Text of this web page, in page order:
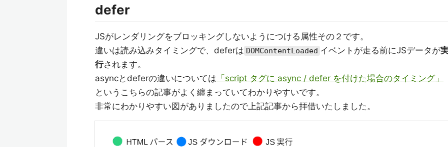
defer
JSがレンダリングをブロッキングしないようにつける属性その２です。
違いは読み込みタイミングで、deferは DOMContentLoaded イベントが走る前にJSデータが
行されます。
asyncとdeferの違いについては 「script タグに async / defer を付けた場合のタイミング」
というこちらの記事がよく纏まっていてわかりやすいです。
非常にわかりやすい図がありましたので上記記事から拝借いたしました。